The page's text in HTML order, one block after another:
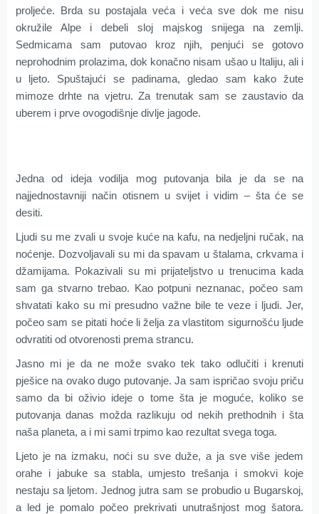
proljeće. Brda su postajala veća i većasve dok me nisu
okružile Alpe i debeli sloj majskog snijega na zemlji.
Sedmicama
sam putovao kroz njih, penjući se
gotovo
neprohodnim prolazima,dok konačno nisam ušao u Italiju,ali i
u ljeto. Spuštajući se padinama, gledao sam kakožute
mimozedrhte na vjetru. Za trenutak sam se zaustavio da
uberem i prveovogodišnje divlje jagode.
Jedna od idejavodilja mog putovanja bila je da se na
najjednostavniji način otisnem u svijet i vidim – šta će se
desiti.
Ljudi su me zvali u svoje kuće na kafu, na nedjeljni ručak, na
noćenje. Dozvoljavali su mi da spavam u štalama,crkvama i
džamijama. Pokazivali su mi prijateljstvo u trenucima kada
sam ga stvarno trebao. Kao potpuni neznanac, počeo sam
shvatati kako su mi presudno važne bilete veze i ljudi. Jer,
počeo sam se pitati hoće li želja za vlastitom sigurnošćuljude
odvratiti od otvorenosti prema strancu.
Jasno mi je da ne može svako tek tako odlučiti i krenuti
pješice na ovakodugo putovanje.Ja sam ispričao svoju priču
samo da bi oživio ideje o tome šta jemoguće, koliko se
putovanja danas možda razlikuju od nekih prethodnih i šta
naša planeta, a i mi sami trpimo kao rezultat svega toga.
Ljeto je na izmaku, noći su sve duže,a jasve više jedem
orahe i
jabuke sa stabla, umjesto trešanja i smokvi koje
nestaju sa ljetom.Jednog jutra sam se probudio u Bugarskoj,
a led je pomalo počeo prekrivati unutrašnjost mog šatora.